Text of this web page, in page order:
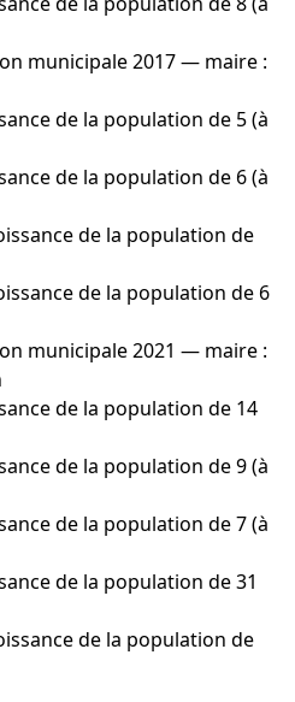
municipale 2017 — maire :
de la population de 5 (à
de la population de 6 (à
de la population de
de la population de 6
municipale 2021 — maire :
de la population de 14
de la population de 9 (à
de la population de 7 (à
de la population de 31
de la population de